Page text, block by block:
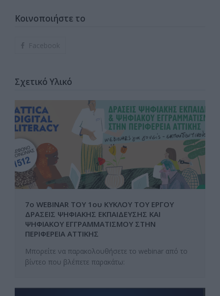
Κοινοποιήστε το
Facebook
Σχετικό Υλικό
7ο WEBINAR ΤΟΥ 1ου ΚΥΚΛΟΥ ΤΟΥ ΕΡΓΟΥ
ΔΡΑΣΕΙΣ ΨΗΦΙΑΚΗΣ ΕΚΠΑΙΔΕΥΣΗΣ ΚΑΙ
ΨΗΦΙΑΚΟΥ ΕΓΓΡΑΜΜΑΤΙΣΜΟΥ ΣΤΗΝ
ΠΕΡΙΦΕΡΕΙΑ ΑΤΤΙΚΗΣ
Μπορείτε να παρακολουθήσετε το webinar από το
βίντεο που βλέπετε παρακάτω: